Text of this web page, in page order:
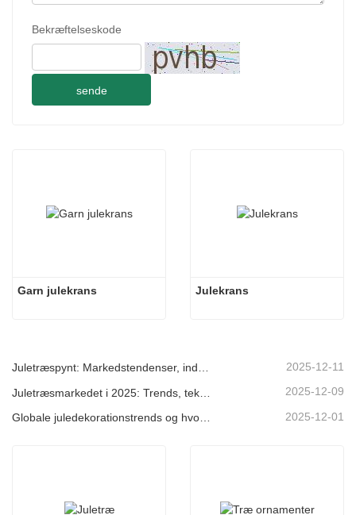
Bekræftelseskode
sende
Garn julekrans Julekrans
Juletræspynt: Markedstendenser, indsigt i forsyningskæden og indkøbsguide 2025 2025-12-11
2025-12-09
2025-12-01